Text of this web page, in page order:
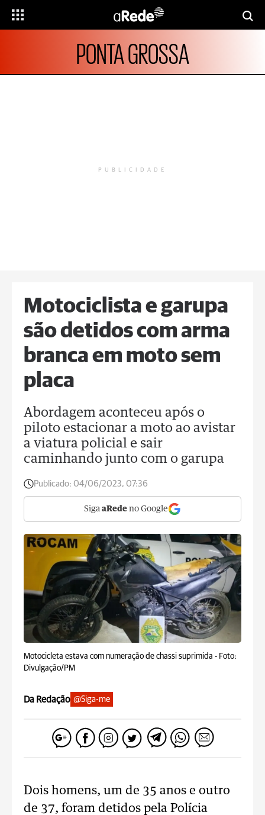
PONTA GROSSA
PUBLICIDADE
Motociclista e garupa
são detidos com arma
branca em moto sem
placa
Abordagem aconteceu após o
piloto estacionar a moto ao avistar
a viatura policial e sair
caminhando junto com o garupa
Publicado: 04/06/2023, 07:36
Siga aRede no Google
Motocicleta estava com numeração de chassi suprimida - Foto:
Divulgação/PM
Da Redação @Siga-me
Dois homens, um de 35 anos e outro
de 37, foram detidos pela Polícia